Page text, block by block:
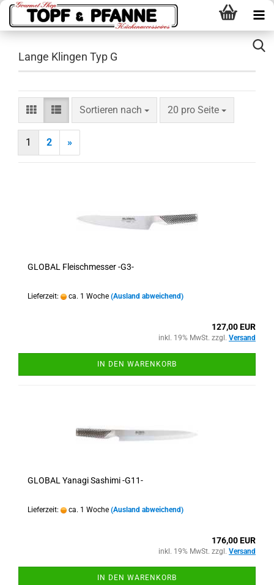
Lange Klingen Typ G
Sortieren nach
Sortieren nach 20 pro Seite
pro Seite
1 2 »
GLOBAL Fleischmesser -G3-
Lieferzeit: ca. 1 Woche (Ausland abweichend)
127,00 EUR
inkl. 19% MwSt. zzgl. Versand
IN DEN WARENKORB
GLOBAL Yanagi Sashimi -G11-
Lieferzeit: ca. 1 Woche (Ausland abweichend)
176,00 EUR
inkl. 19% MwSt. zzgl. Versand
IN DEN WARENKORB